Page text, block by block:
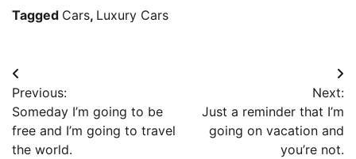
Tagged Cars, Luxury Cars
Post
navigation
Previous:
Someday I’m going to be
free and I’m going to travel
the world.
Next:
Just a reminder that I’m
going on vacation and
you’re not.